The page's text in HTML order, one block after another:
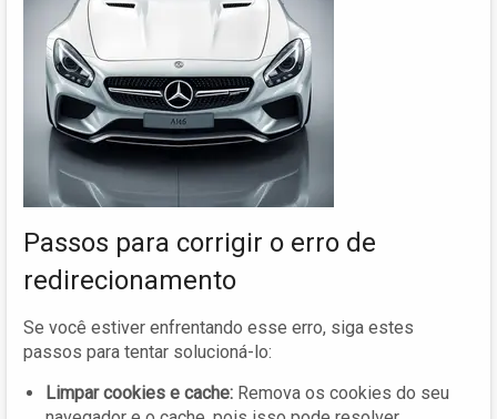
Passos para corrigir o erro de
redirecionamento
Se você estiver enfrentando esse erro, siga estes
passos para tentar solucioná-lo:
Limpar cookies e cache: Remova os cookies do seu